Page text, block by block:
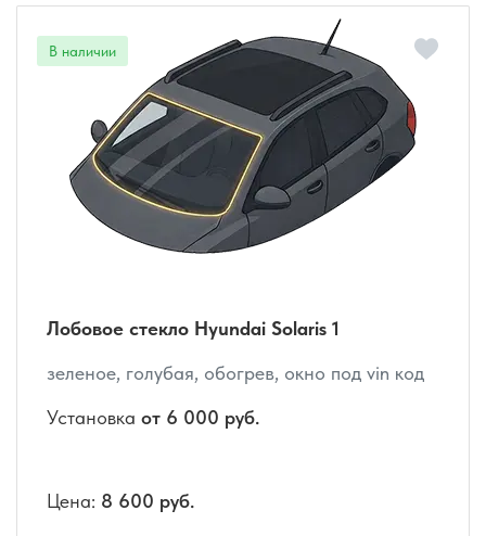
Лобовое стекло Hyundai Solaris 1
зеленое, голубая, обогрев, окно под vin код
Установка от 6 000 руб.
Цена: 8 600 руб.